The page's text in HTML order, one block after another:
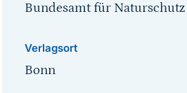
Bundesamt für Naturschutz
Verlagsort
Bonn